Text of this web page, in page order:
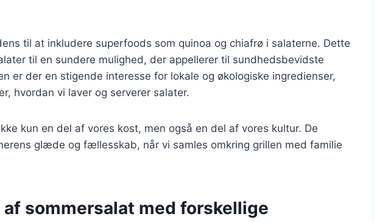
til at inkludere superfoods som quinoa og chiafrø i salaterne. Dette
til en sundere mulighed, der appellerer til sundhedsbevidste
er der en stigende interesse for lokale og økologiske ingredienser,
hvordan vi laver og serverer salater.
kun en del af vores kost, men også en del af vores kultur. De
glæde og fællesskab, når vi samles omkring grillen med familie
sommersalat med forskellige